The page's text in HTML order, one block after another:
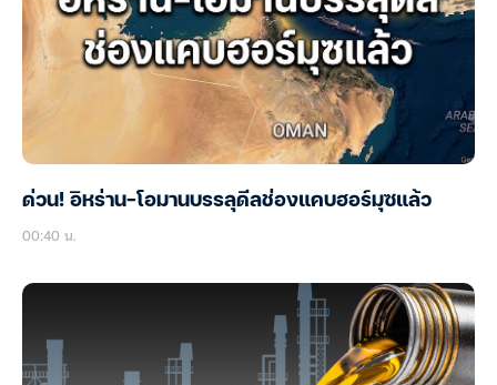
ด่วน! อิหร่าน-โอมานบรรลุดีลช่องแคบฮอร์มุซแล้ว
00:40 น.